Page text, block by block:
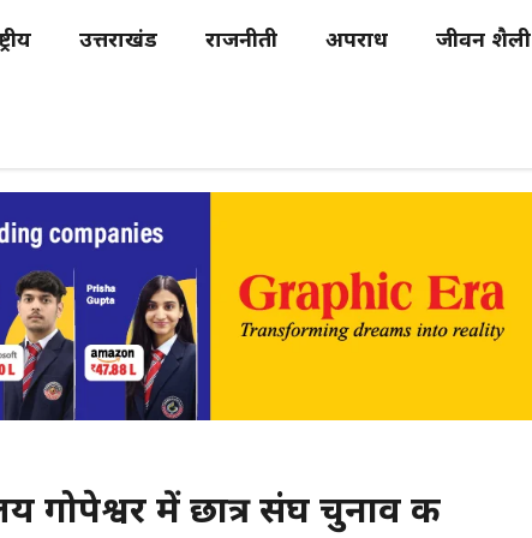
उत्तराखंड राजनीती अपराध जीवन शैली
गोपेश्वर में छात्र संघ चुनाव की